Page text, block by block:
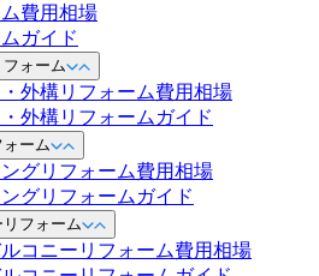
費用相場
ガイド
ォーム
外構リフォーム費用相場
外構リフォームガイド
ーム
グリフォーム費用相場
グリフォームガイド
フォーム
コニーリフォーム費用相場